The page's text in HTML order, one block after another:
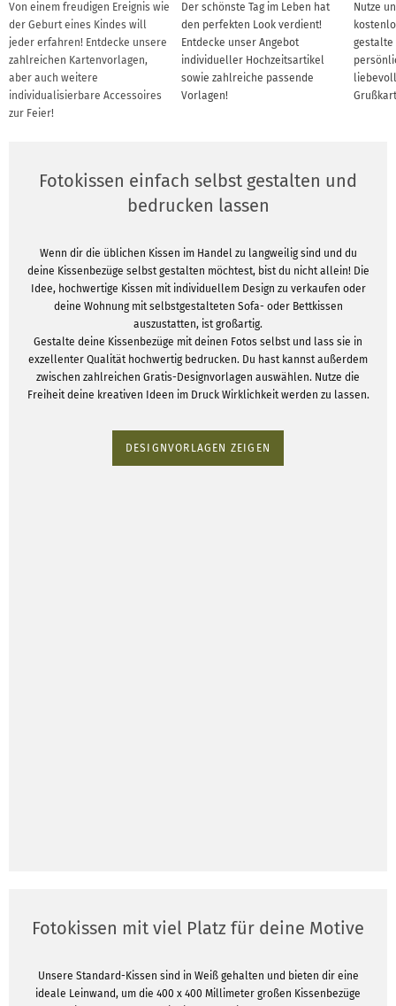
Von einem freudigen Ereignis wie
der Geburt eines Kindes will
jeder erfahren! Entdecke unsere
zahlreichen Kartenvorlagen,
aber auch weitere
individualisierbare Accessoires
zur Feier!
Der schönste Tag im Leben hat
den perfekten Look verdient!
Entdecke unser Angebot
individueller Hochzeitsartikel
sowie zahlreiche passende
Vorlagen!
Nutze
gestalte
Fotokissen einfach selbst gestalten und
bedrucken lassen
Wenn dir die üblichen Kissen im Handel zu langweilig sind und du
deine Kissenbezüge selbst gestalten möchtest, bist du nicht allein! Die
Idee, hochwertige Kissen mit individuellem Design zu verkaufen oder
deine Wohnung mit selbstgestalteten Sofa- oder Bettkissen
auszustatten, ist großartig.
Gestalte deine Kissenbezüge mit deinen Fotos selbst und lass sie in
exzellenter Qualität hochwertig bedrucken. Du hast kannst außerdem
zwischen zahlreichen Gratis-Designvorlagen auswählen. Nutze die
Freiheit deine kreativen Ideen im Druck Wirklichkeit werden zu lassen.
DESIGNVORLAGEN ZEIGEN
Fotokissen mit viel Platz für deine Motive
Unsere Standard-Kissen sind in Weiß gehalten und bieten dir eine
ideale Leinwand, um die 400 x 400 Millimeter großen Kissenbezüge